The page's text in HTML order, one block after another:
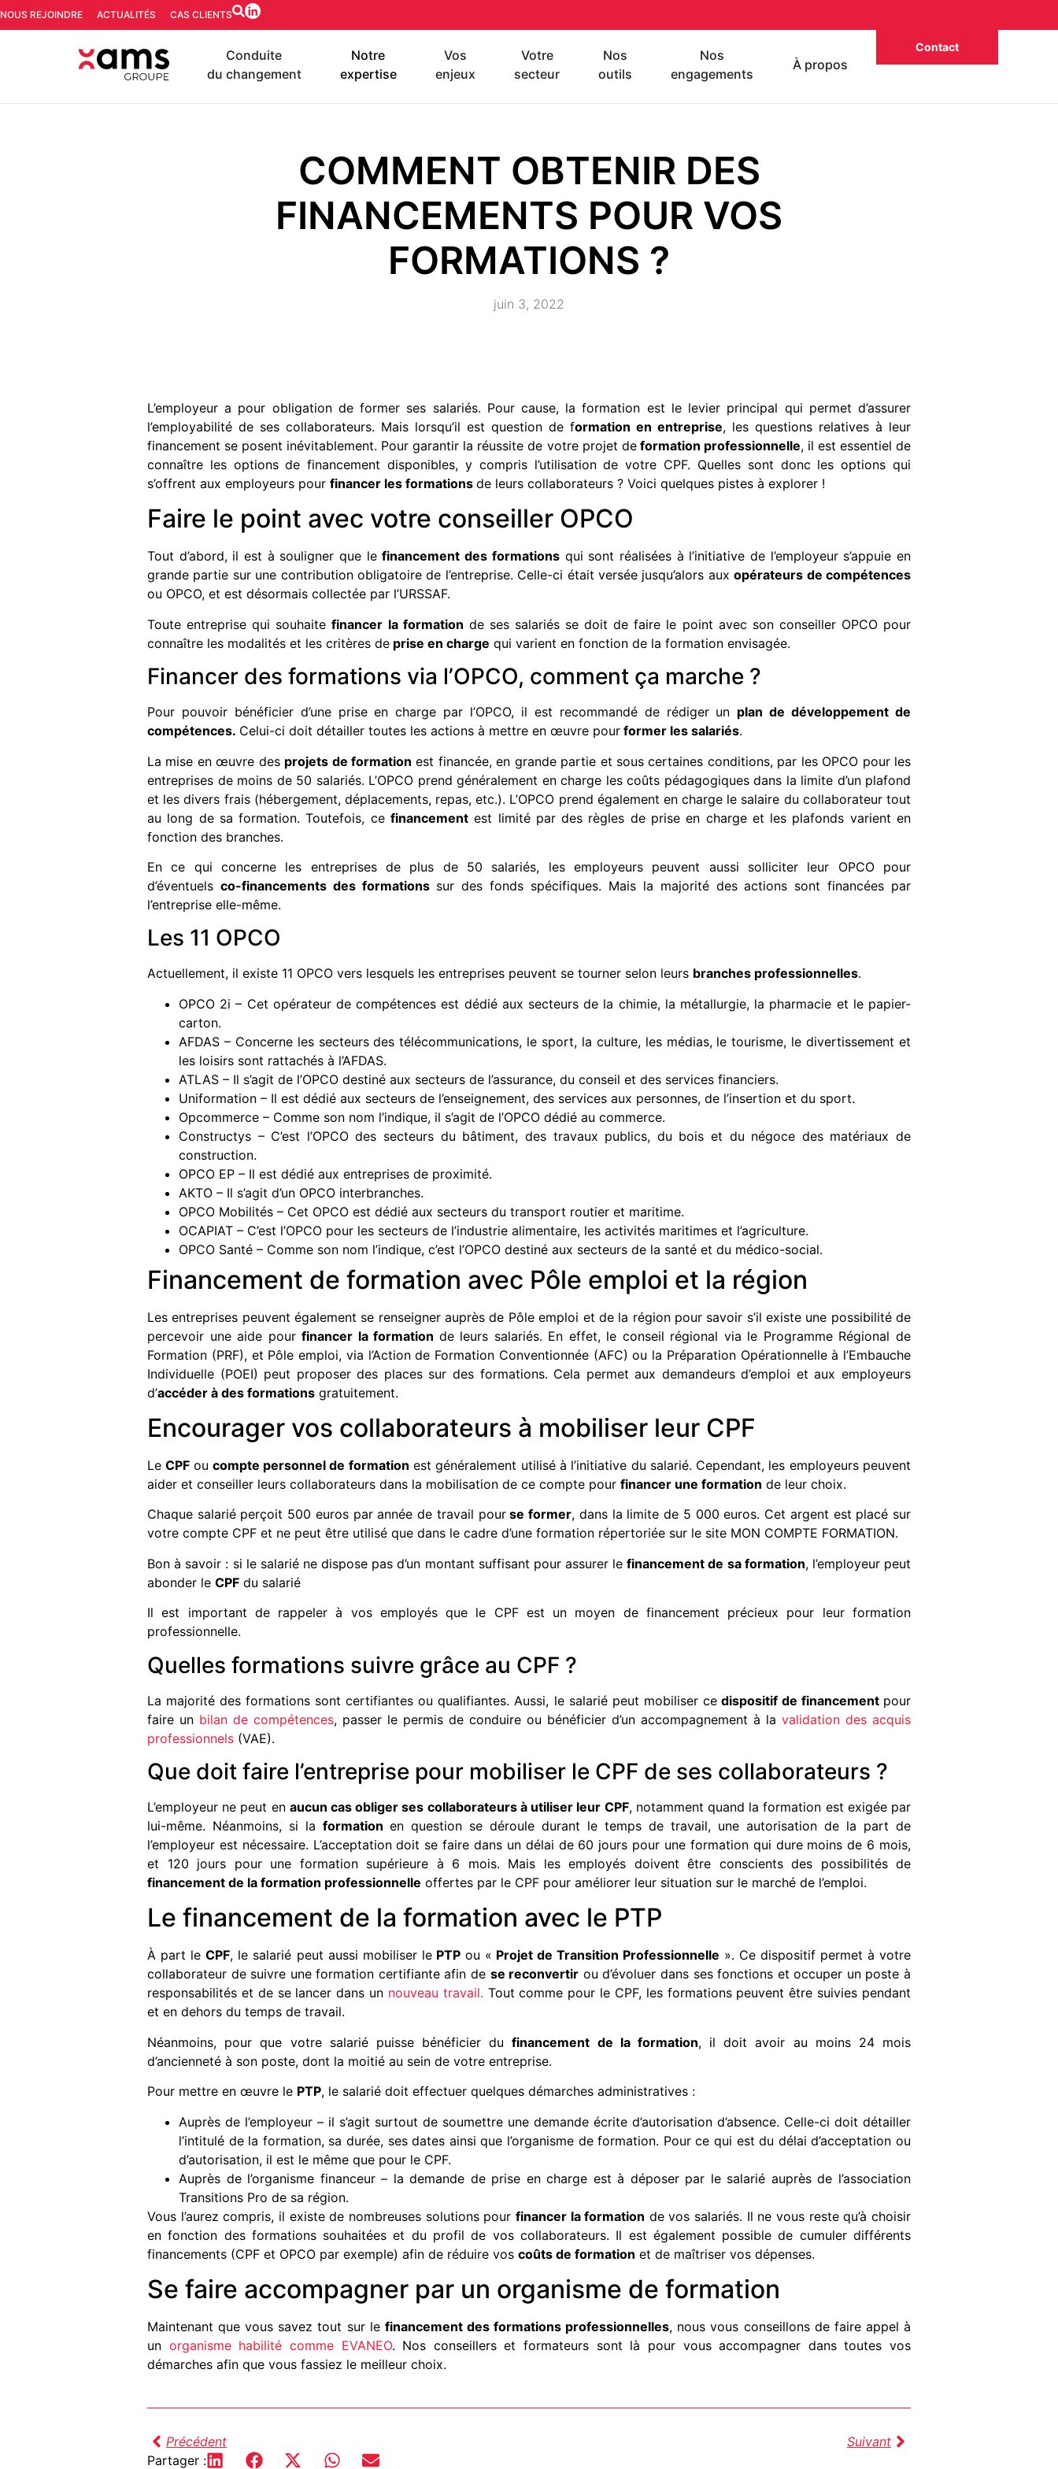
NOUS REJOINDRE ACTUALITÉS CAS CLIENTS
Conduite
du changement
Notre
expertise
Vos
enjeux
Votre
secteur
Nos
outils
Nos
engagements
À propos
Contact
COMMENT OBTENIR DES
FINANCEMENTS POUR VOS
FORMATIONS ?
juin 3, 2022
L’employeur a pour obligation de former ses salariés. Pour cause, la formation est le levier principal qui permet d’assurer
l’employabilité de ses collaborateurs. Mais lorsqu’il est question de formation en entreprise, les questions relatives à leur
financement se posent inévitablement. Pour garantir la réussite de votre projet deformation professionnelle, il est essentiel de
connaître les options de financement disponibles, y compris l’utilisation de votre CPF. Quelles sont donc les options qui
s’offrent aux employeurs pour financer les formations de leurs collaborateurs ? Voici quelques pistes à explorer !
Faire le point avec votre conseiller OPCO
Tout d’abord, il est à souligner que lefinancement des formationsqui sont réalisées à l’initiative de l’employeur s’appuie en
grande partie sur une contribution obligatoire de l’entreprise. Celle-ci était versée jusqu’alors auxopérateurs de compétences
ou OPCO, et est désormais collectée par l’URSSAF.
Toute entreprise qui souhaitefinancer la formation de ses salariés se doit de faire le point avec son conseiller OPCO pour
connaître les modalités et les critères de prise en charge qui varient en fonction de la formation envisagée.
Financer des formations via l’OPCO, comment ça marche ?
Pour pouvoir bénéficier d’une prise en charge par l’OPCO, il est recommandé de rédiger un plan de développement de
compétences. Celui-ci doit détailler toutes les actions à mettre en œuvre pour former les salariés.
La mise en œuvre des projets de formation est financée, en grande partie et sous certaines conditions, par les OPCO pour les
entreprises de moins de 50 salariés. L’OPCO prend généralement en charge les coûts pédagogiques dans la limite d’un plafond
et les divers frais (hébergement, déplacements, repas, etc.). L’OPCO prend également en charge le salaire du collaborateur tout
au long de sa formation. Toutefois, ce financement est limité par des règles de prise en charge et les plafonds varient en
fonction des branches.
En ce qui concerne les entreprises de plus de 50 salariés, les employeurs peuvent aussi solliciter leur OPCO pour
d’éventuels co-financements des formationssur des fonds spécifiques. Mais la majorité des actions sont financées par
l’entreprise elle-même.
Les 11 OPCO
Actuellement, il existe 11 OPCO vers lesquels les entreprises peuvent se tourner selon leurs branches professionnelles.
OPCO 2i – Cet opérateur de compétences est dédié aux secteurs de la chimie, la métallurgie, la pharmacie et le papier-
carton.
AFDAS – Concerne les secteurs des télécommunications, le sport, la culture, les médias, le tourisme, le divertissement et
les loisirs sont rattachés à l’AFDAS.
ATLAS – Il s’agit de l’OPCO destiné aux secteurs de l’assurance, du conseil et des services financiers.
Uniformation – Il est dédié aux secteurs de l’enseignement, des services aux personnes, de l’insertion et du sport.
Opcommerce – Comme son nom l’indique, il s’agit de l’OPCO dédié au commerce.
Constructys – C’est l’OPCO des secteurs du bâtiment, des travaux publics, du bois et du négoce des matériaux de
construction.
OPCO EP – Il est dédié aux entreprises de proximité.
AKTO – Il s’agit d’un OPCO interbranches.
OPCO Mobilités – Cet OPCO est dédié aux secteurs du transport routier et maritime.
OCAPIAT – C’est l’OPCO pour les secteurs de l’industrie alimentaire, les activités maritimes et l’agriculture.
OPCO Santé – Comme son nom l’indique, c’est l’OPCO destiné aux secteurs de la santé et du médico-social.
Financement de formation avec Pôle emploi et la région
Les entreprises peuvent également se renseigner auprès de Pôle emploi et de la région pour savoir s’il existe une possibilité de
percevoir une aide pourfinancer la formation de leurs salariés. En effet, le conseil régional via le Programme Régional de
Formation (PRF), et Pôle emploi, via l’Action de Formation Conventionnée (AFC) ou la Préparation Opérationnelle à l’Embauche
Individuelle (POEI) peut proposer des places sur des formations. Cela permet aux demandeurs d’emploi et aux employeurs
d’accéder à des formations gratuitement.
Encourager vos collaborateurs à mobiliser leur CPF
LeCPF ou compte personnel de formation est généralement utilisé à l’initiative du salarié. Cependant, les employeurs peuvent
aider et conseiller leurs collaborateurs dans la mobilisation de ce compte pour financer une formation de leur choix.
Chaque salarié perçoit 500 euros par année de travail pourse former, dans la limite de 5 000 euros. Cet argent est placé sur
votre compte CPF et ne peut être utilisé que dans le cadre d’une formation répertoriée sur le site MON COMPTE FORMATION.
Bon à savoir : si le salarié ne dispose pas d’un montant suffisant pour assurer lefinancement de sa formation, l’employeur peut
abonder le CPF du salarié
Il est important de rappeler à vos employés que le CPF est un moyen de financement précieux pour leur formation
professionnelle.
Quelles formations suivre grâce au CPF ?
La majorité des formations sont certifiantes ou qualifiantes. Aussi, le salarié peut mobiliser cedispositif de financement pour
faire un bilan de compétences, passer le permis de conduire ou bénéficier d’un accompagnement à la validation des acquis
professionnels (VAE).
Que doit faire l’entreprise pour mobiliser le CPF de ses collaborateurs ?
L’employeur ne peut en aucun cas obliger ses collaborateurs à utiliser leur CPF, notamment quand la formation est exigée par
lui-même. Néanmoins, si la formation en question se déroule durant le temps de travail, une autorisation de la part de
l’employeur est nécessaire. L’acceptation doit se faire dans un délai de 60 jours pour une formation qui dure moins de 6 mois,
et 120 jours pour une formation supérieure à 6 mois. Mais les employés doivent être conscients des possibilités de
financement de la formation professionnelle offertes par le CPF pour améliorer leur situation sur le marché de l’emploi.
Le financement de la formation avec le PTP
À part leCPF, le salarié peut aussi mobiliser lePTPou « Projet de Transition Professionnelle ». Ce dispositif permet à votre
collaborateur de suivre une formation certifiante afin de se reconvertir ou d’évoluer dans ses fonctions et occuper un poste à
responsabilités et de se lancer dans un nouveau travail. Tout comme pour le CPF, les formations peuvent être suivies pendant
et en dehors du temps de travail.
Néanmoins, pour que votre salarié puisse bénéficier dufinancement de la formation, il doit avoir au moins 24 mois
d’ancienneté à son poste, dont la moitié au sein de votre entreprise.
Pour mettre en œuvre le PTP, le salarié doit effectuer quelques démarches administratives :
Auprès de l’employeur – il s’agit surtout de soumettre une demande écrite d’autorisation d’absence. Celle-ci doit détailler
l’intitulé de la formation, sa durée, ses dates ainsi que l’organisme de formation. Pour ce qui est du délai d’acceptation ou
d’autorisation, il est le même que pour le CPF.
Auprès de l’organisme financeur – la demande de prise en charge est à déposer par le salarié auprès de l’association
Transitions Pro de sa région.
Vous l’aurez compris, il existe de nombreuses solutions pour financer la formation de vos salariés. Il ne vous reste qu’à choisir
en fonction des formations souhaitées et du profil de vos collaborateurs. Il est également possible de cumuler différents
financements (CPF et OPCO par exemple) afin de réduire vos coûts de formation et de maîtriser vos dépenses.
Se faire accompagner par un organisme de formation
Maintenant que vous savez tout sur le financement des formations professionnelles, nous vous conseillons de faire appel à
un organisme habilité comme EVANEO. Nos conseillers et formateurs sont là pour vous accompagner dans toutes vos
démarches afin que vous fassiez le meilleur choix.
Précédent
Suivant
Partager :